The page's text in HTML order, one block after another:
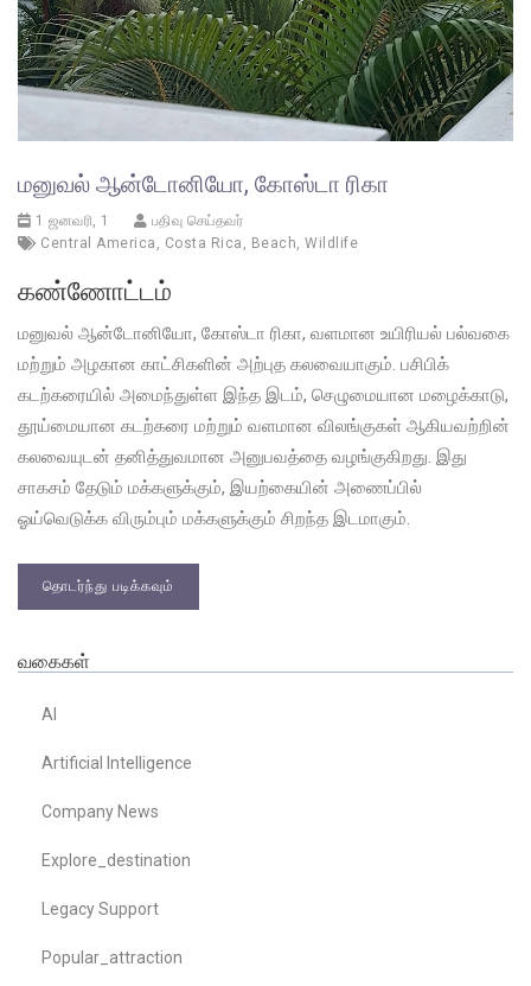
மனுவல் ஆன்டோனியோ, கோஸ்டா ரிகா
1 ஜனவரி, 1
பதிவு செய்தவர்
Central America , Costa Rica , Beach, Wildlife
கண்ணோட்டம்
மனுவல் ஆன்டோனியோ, கோஸ்டா ரிகா, வளமான உயிரியல் பல்வகை
மற்றும் அழகான காட்சிகளின் அற்புத கலவையாகும். பசிபிக்
கடற்கரையில் அமைந்துள்ள இந்த இடம், செழுமையான மழைக்காடு,
தூய்மையான கடற்கரை மற்றும் வளமான விலங்குகள் ஆகியவற்றின்
கலவையுடன் தனித்துவமான அனுபவத்தை வழங்குகிறது. இது
சாகசம் தேடும் மக்களுக்கும், இயற்கையின் அணைப்பில்
ஓய்வெடுக்க விரும்பும் மக்களுக்கும் சிறந்த இடமாகும்.
தொடர்ந்து படிக்கவும்
வகைகள்
AI
Artificial Intelligence
Company News
Explore_destination
Legacy Support
Popular_attraction